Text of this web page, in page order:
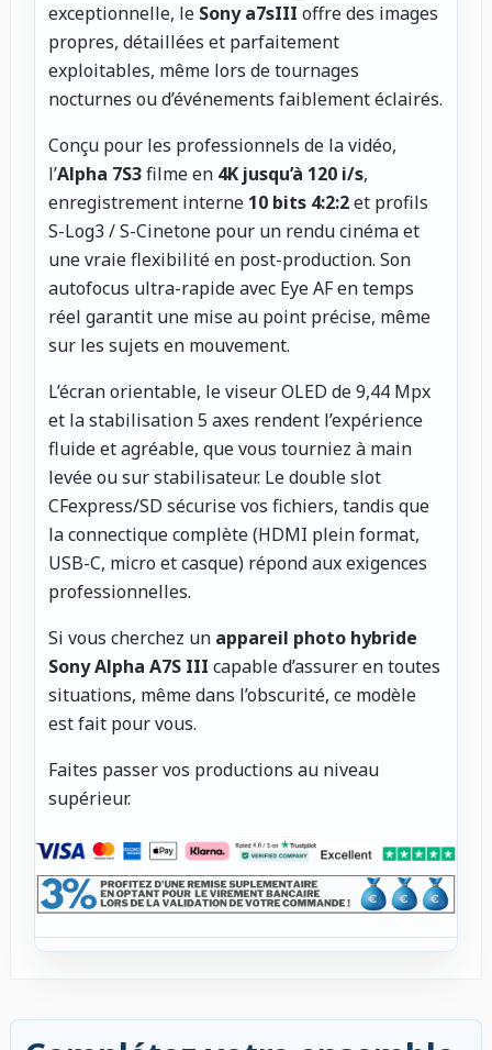
exceptionnelle, le Sony a7sIII offre des images
propres, détaillées et parfaitement
exploitables, même lors de tournages
nocturnes ou d’événements faiblement éclairés.
Conçu pour les professionnels de la vidéo,
l’Alpha 7S3filme en 4K jusqu’à 120 i/s,
enregistrement interne 10 bits 4:2:2et profils
S-Log3 / S-Cinetone pour un rendu cinéma et
une vraie flexibilité en post-production. Son
autofocus ultra-rapide avec Eye AF en temps
réel garantit une mise au point précise, même
sur les sujets en mouvement.
L’écran orientable, le viseur OLED de 9,44 Mpx
et la stabilisation 5 axes rendent l’expérience
fluide et agréable, que vous tourniez à main
levée ou sur stabilisateur. Le double slot
CFexpress/SD sécurise vos fichiers, tandis que
la connectique complète (HDMI plein format,
USB-C, micro et casque) répond aux exigences
professionnelles.
Si vous cherchez un appareil photo hybride
Sony Alpha A7S III capable d’assurer en toutes
situations, même dans l’obscurité, ce modèle
est fait pour vous.
Faites passer vos productions au niveau
supérieur.